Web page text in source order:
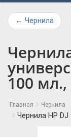
← Чернила
100
Главная Чернила
Чернила HP